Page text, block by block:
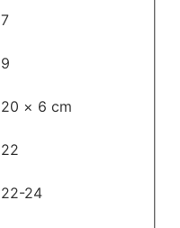
7
9
20 × 6 cm
22
22-24